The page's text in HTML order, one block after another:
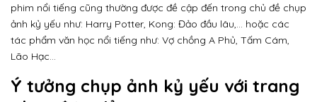
phim nổi tiếng cũng thường được đề cập đến trong chủ đề chụp
ảnh kỷ yếu như: Harry Potter, Kong: Đảo đầu lâu,… hoặc các
tác phẩm văn học nổi tiếng như: Vợ chồng A Phủ, Tấm Cám,
Lão Hạc…
Ý tưởng chụp ảnh kỷ yếu với trang